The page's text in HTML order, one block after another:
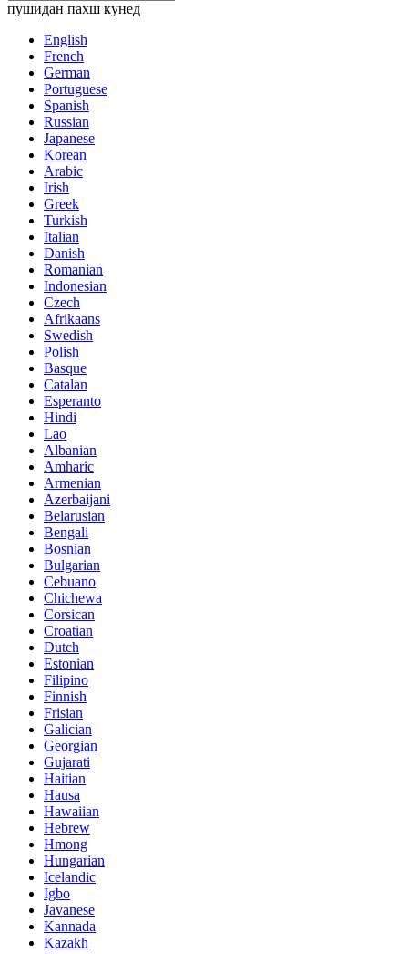
пӯшидан пахш кунед
English
French
German
Portuguese
Spanish
Russian
Japanese
Korean
Arabic
Irish
Greek
Turkish
Italian
Danish
Romanian
Indonesian
Czech
Afrikaans
Swedish
Polish
Basque
Catalan
Esperanto
Hindi
Lao
Albanian
Amharic
Armenian
Azerbaijani
Belarusian
Bengali
Bosnian
Bulgarian
Cebuano
Chichewa
Corsican
Croatian
Dutch
Estonian
Filipino
Finnish
Frisian
Galician
Georgian
Gujarati
Haitian
Hausa
Hawaiian
Hebrew
Hmong
Hungarian
Icelandic
Igbo
Javanese
Kannada
Kazakh